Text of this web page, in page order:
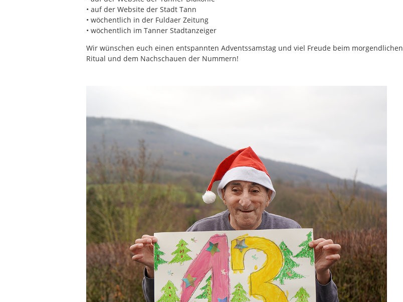
• auf der Website der Stadt Tann
• wöchentlich in der Fuldaer Zeitung
• wöchentlich im Tanner Stadtanzeiger
Wir wünschen euch einen entspannten Adventssamstag und viel Freude beim morgendlichen
Ritual und dem Nachschauen der Nummern!